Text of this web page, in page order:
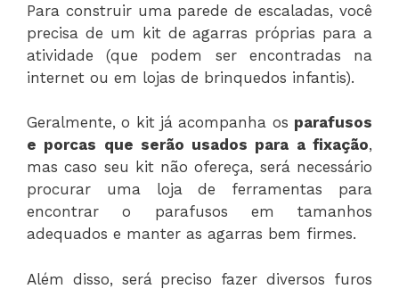
Para construir uma parede de escaladas, você
precisa de um kit de agarras próprias para a
atividade (que podem ser encontradas na
internet ou em lojas de brinquedos infantis).
Geralmente, o kit já acompanha os parafusos
e porcas que serão usados para a fixação,
mas caso seu kit não ofereça, será necessário
procurar uma loja de ferramentas para
encontrar o parafusos em tamanhos
adequados e manter as agarras bem firmes.
Além disso, será preciso fazer diversos furos